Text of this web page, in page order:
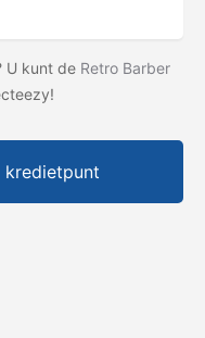
U kunt de Retro Barber
kredietpunt